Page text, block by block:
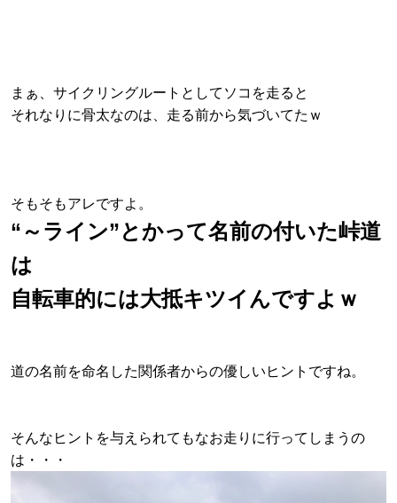
まぁ、サイクリングルートとしてソコを走ると
それなりに骨太なのは、走る前から気づいてたｗ
そもそもアレですよ。
“～ライン”とかって名前の付いた峠道
は
自転車的には大抵キツイんですよｗ
道の名前を命名した関係者からの優しいヒントですね。
そんなヒントを与えられてもなお走りに行ってしまうの
は・・・